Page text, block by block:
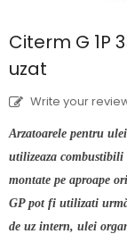
Citerm G 1P
uzat
Write your
Arzatoarele pentru
utilizeaza
montate pe aproape
GP pot fi utilizati
de uz intern, ulei